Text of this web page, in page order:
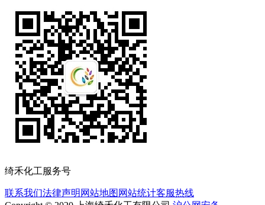
绮禾化工服务号
联系我们法律声明 网站地图 网站统计客服热线